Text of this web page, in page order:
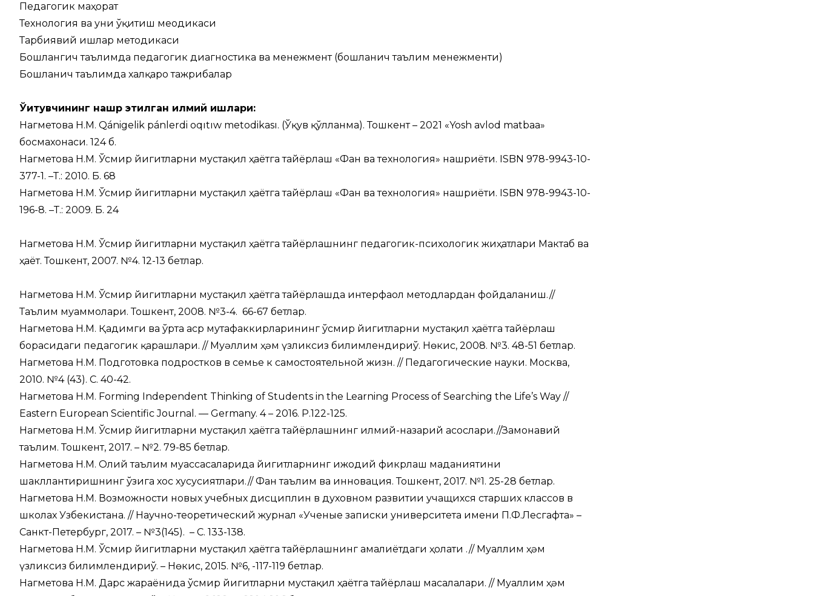
Педагогик маҳорат
Технология ва уни ўқитиш меодикаси
Тарбиявий ишлар методикаси
Бошлангич таълимда педагогик диагностика ва менежмент (бошланғич таълим менежменти)
Бошланғич таълимда халқаро тажрибалар
Ўқитувчининг нашр этилган илмий ишлари:
Нагметова Н.М. Qánigelik pánlerdi oqıtıw metodikası. (Ўқув қўлланма). Тошкент – 2021 «Yosh avlod matbaa»
босмахонаси. 124 б.
Нагметова Н.М. Ўсмир йигитларни мустақил ҳаётга тайёрлаш «Фан ва технология» нашриёти. ISBN 978-9943-10-
377-1. –Т.: 2010. Б. 68
Нагметова Н.М. Ўсмир йигитларни мустақил ҳаётга тайёрлаш «Фан ва технология» нашриёти. ISBN 978-9943-10-
196-8. –Т.: 2009. Б. 24
Нагметова Н.М. Ўсмир йигитларни мустақил ҳаётга тайёрлашнинг педагогик-психологик жиҳатлари Мактаб ва
ҳаёт. Тошкент, 2007. №4. 12-13 бетлар.
Нагметова Н.М. Ўсмир йигитларни мустақил ҳаётга тайёрлашда интерфаол методлардан фойдаланиш.//
Таълим муаммолари. Тошкент, 2008. №3-4. 66-67 бетлар.
Нагметова Н.М. Қадимги ва ўрта аср мутафаккирларининг ўсмир йигитларни мустақил ҳаётга тайёрлаш
борасидаги педагогик қарашлари. // Муғәллим ҳәм үзликсиз билимлендириў. Нөкис, 2008. №3. 48-51 бетлар.
Нагметова Н.М. Подготовка подростков в семье к самостоятельной жизн. // Педагогические науки. Москва,
2010. №4 (43). С. 40-42.
Нагметова Н.М. Forming Independent Thinking of Students in the Learning Process of Searching the Life’s Way //
Eastern European Scientific Journal. — Germany. 4 – 2016. Р.122-125.
Нагметова Н.М. Ўсмир йигитларни мустақил ҳаётга тайёрлашнинг илмий-назарий асослари.//Замонавий
таълим. Тошкент, 2017. – №2. 79-85 бетлар.
Нагметова Н.М. Олий таълим муассасаларида йигитларнинг ижодий фикрлаш маданиятини
шакллантиришнинг ўзига хос хусусиятлари.// Фан таълим ва инновaция. Тошкент, 2017. №1. 25-28 бетлар.
Нагметова Н.М. Возможности новых учебных дисциплин в духовном развитии учащихся старших классов в
школах Узбекистана. // Научно-теоретический журнал «Ученые записки университета имени П.Ф.Лесгафта» –
Санкт-Петербург, 2017. – №3(145). – С. 133-138.
Нагметова Н.М. Ўсмир йигитларни мустақил ҳаётга тайёрлашнинг амалиётдаги ҳолати .// Муғаллим ҳәм
үзликсиз билимлендириў. – Нөкис, 2015. №6, -117-119 бетлар.
Нагметова Н.М. Дарс жараёнида ўсмир йигитларни мустақил ҳаётга тайёрлаш масалалари. // Муғаллим ҳәм